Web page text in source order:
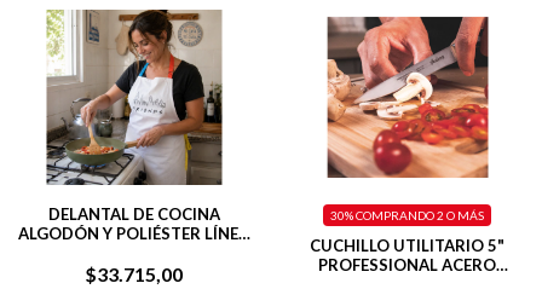
DELANTAL DE COCINA
ALGODÓN Y POLIÉSTER LÍNEA
$33.715,00
CUCHILLO UTILITARIO 5"
PROFESSIONAL ACERO
30%COMPRANDO 2 O MÁS